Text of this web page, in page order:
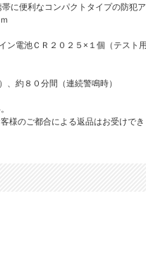
に便利なコンパクトタイプの防犯
ン電池ＣＲ２０２５×１個（テス
、約８０分間（連続警鳴時）
様のご都合による返品はお受けで